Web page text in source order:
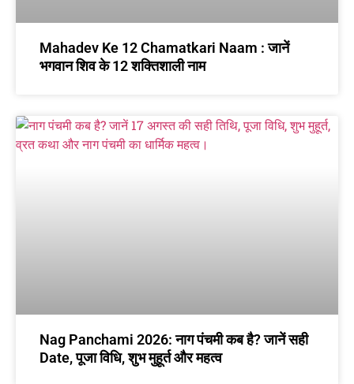
Mahadev Ke 12 Chamatkari Naam : जानें
भगवान शिव के 12 शक्तिशाली नाम
Nag Panchami 2026: नाग पंचमी कब है? जानें सही
Date, पूजा विधि, शुभ मुहूर्त और महत्व